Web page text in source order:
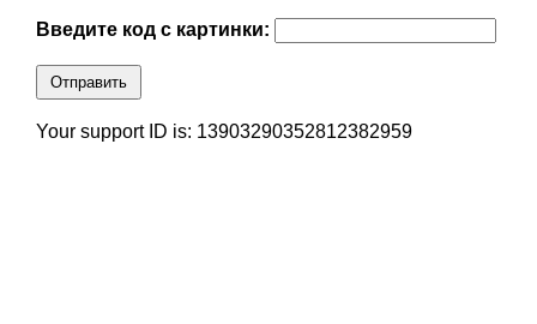
Введите код с картинки:
Отправить
Your support ID is: 13903290352812382959